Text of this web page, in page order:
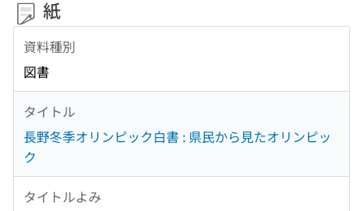
紙
資料種別
図書
タイトル
長野冬季オリンピック白書 : 県民から見たオリンピッ
ク
タイトルよみ